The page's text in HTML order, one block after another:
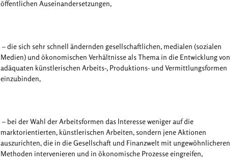
öffentlichen Auseinandersetzungen,
– die sich sehr schnell ändernden gesellschaftlichen, medialen (sozialen
Medien) und ökonomischen Verhältnisse als Thema in die Entwicklung von
adäquaten künstlerischen Arbeits-, Produktions- und Vermittlungsformen
einzubinden,
– bei der Wahl der Arbeitsformen das lnteresse weniger auf die
marktorientierten, künstlerischen Arbeiten, sondern jene Aktionen
auszurichten, die in die Gesellschaft und Finanzwelt mit ungewöhnlicheren
Methoden intervenieren und in ökonomische Prozesse eingreifen,